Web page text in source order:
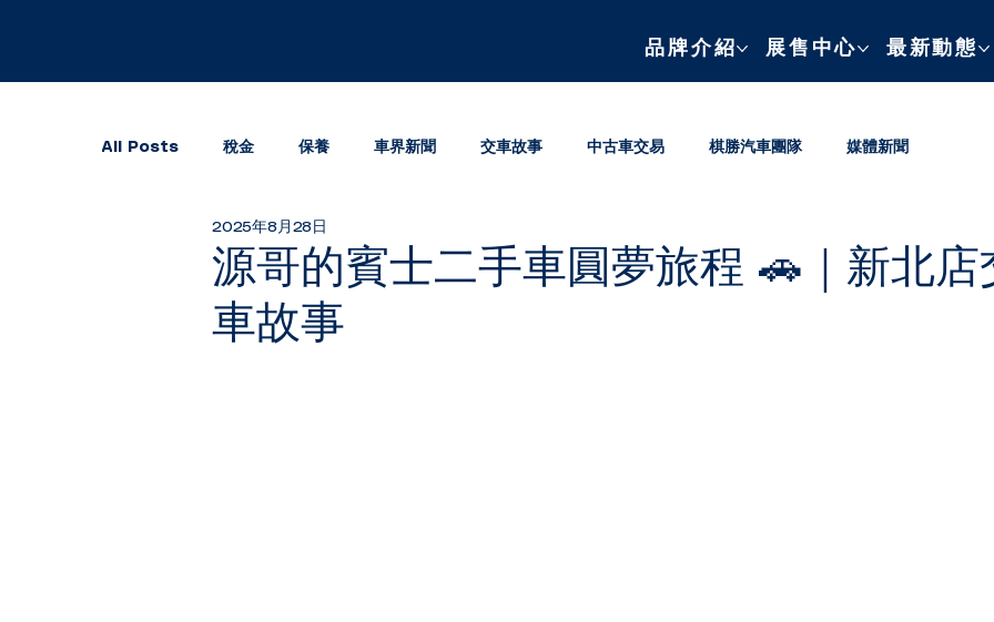
品牌介紹 展售中心 最新動態
All Posts 稅金 保養 車界新聞 交車故事 中古車交易 棋勝汽車團隊 媒體新聞
源哥的賓士二手車圓夢旅程 🚗｜新北店
車故事
2025年8月28日